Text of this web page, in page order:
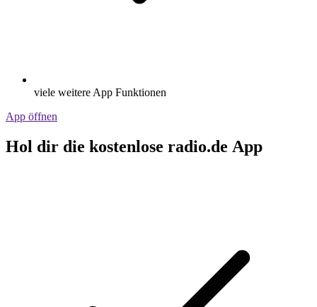
viele weitere App Funktionen
App öffnen
Hol dir die kostenlose radio.de App